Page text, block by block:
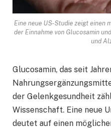
Eine neue US-Studie zeigt einen
der Einnahme von Glucosamin
und
Glucosamin, das seit
der Gelenkgesundheit
Wissenschaft. Eine neue
deutet auf einen